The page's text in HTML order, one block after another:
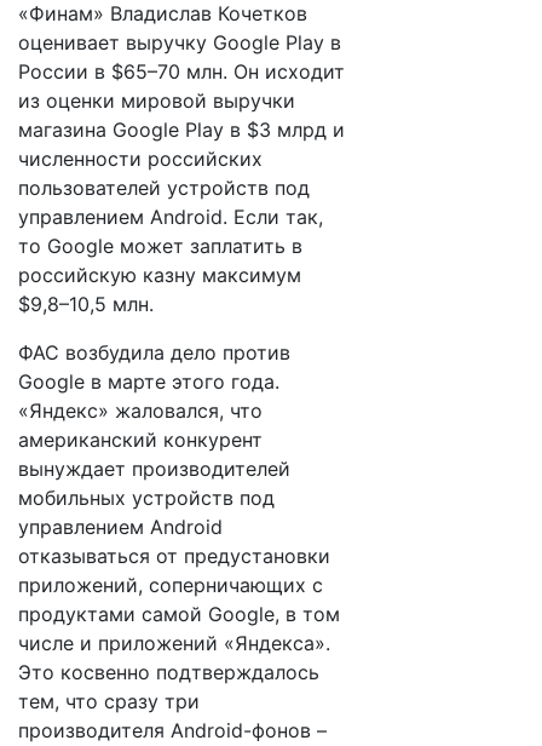
«Финам» Владислав Кочетков
оценивает выручку Google Play в
России в $65–70 млн. Он исходит
из оценки мировой выручки
магазина Google Play в $3 млрд и
численности российских
пользователей устройств под
управлением Android. Если так,
то Google может заплатить в
российскую казну максимум
$9,8–10,5 млн.
ФАС возбудила дело против
Google в марте этого года.
«Яндекс» жаловался, что
американский конкурент
вынуждает производителей
мобильных устройств под
управлением Android
отказываться от предустановки
приложений, соперничающих с
продуктами самой Google, в том
числе и приложений «Яндекса».
Это косвенно подтверждалось
тем, что сразу три
производителя Android-фонов –